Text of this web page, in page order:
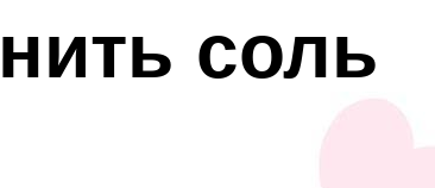
соль